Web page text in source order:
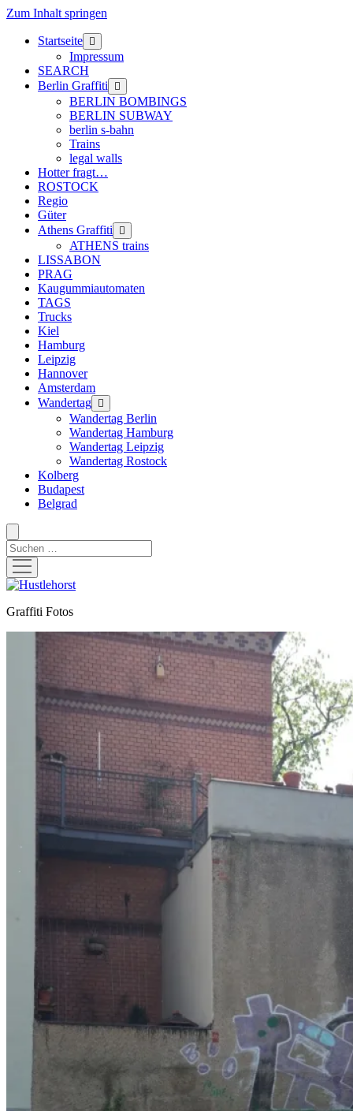
Zum Inhalt springen
Startseite Menü
öffnen
Impressum
SEARCH
Berlin Graffiti
Menü
öffnen
BERLIN BOMBINGS
BERLIN SUBWAY
berlin s-bahn
Trains
legal walls
Hotter fragt…
ROSTOCK
Regio
Güter
Athens Graffiti
Menü
öffnen
ATHENS trains
LISSABON
PRAG
Kaugummiautomaten
TAGS
Trucks
Kiel
Hamburg
Leipzig
Hannover
Amsterdam
Wandertag Menü
öffnen
Wandertag Berlin
Wandertag Hamburg
Wandertag Leipzig
Wandertag Rostock
Kolberg
Budapest
Belgrad
Suchen
Menü
öffnen
Hustlehorst
Graffiti Fotos